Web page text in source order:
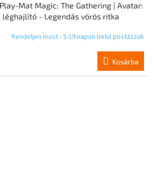
Mat Magic: The Gathering | Avatar:
léghajlító - Legendás vörös ritka
Rendeljen most - 5-19 napon belül postázzuk
Kosárba